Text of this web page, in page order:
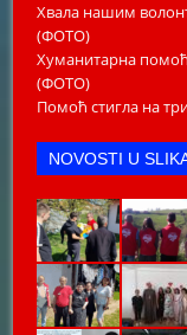
Хвала нашим
(ФОТО)
Хуманитарна
(ФОТО)
Помоћ стигла на
NOVOSTI U